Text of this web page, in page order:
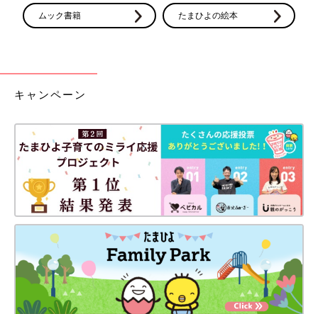
ムック書籍 たまひよの絵本
キャンペーン